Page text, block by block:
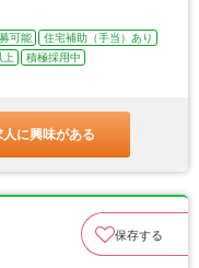
可能
住宅補助（手当）あり
上
積極採用中
人に興味がある
保存する